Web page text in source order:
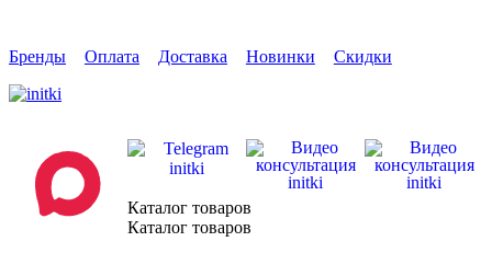
Бренды Оплата Доставка Новинки Скидки
Каталог товаров
Каталог товаров